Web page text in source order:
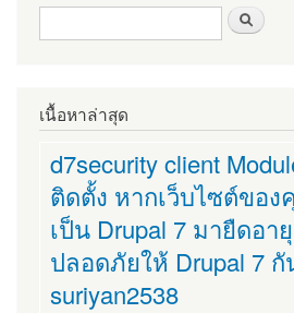
ฟอร์มค้นหา
เนื้อหาล่าสุด
d7security client
ติดตั้ง หากเว็บไซต์ขอ
เป็น Drupal 7 มายืดอา
ปลอดภัยให้ Drupal 7 กั
suriyan2538